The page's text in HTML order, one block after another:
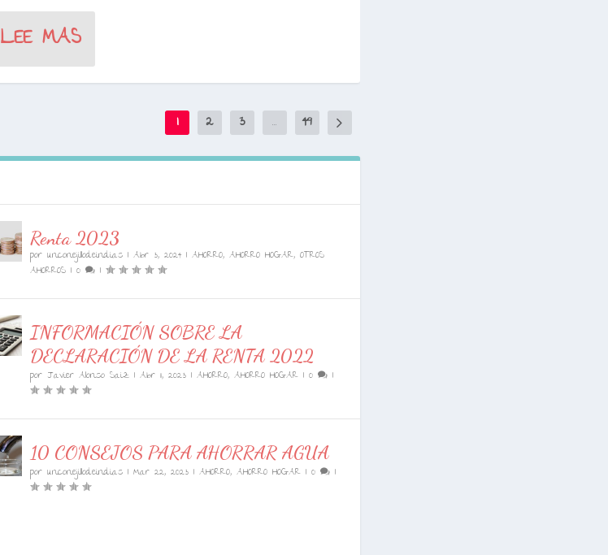
LEE MAS
1 2 3 ... 49
Renta 2023
porunconejillodeindias |Abr 3, 2024 |AHORRO,AHORRO HOGAR,OTROS
AHORROS |0 |
INFORMACIÓN SOBRE LA
DECLARACIÓN DE LA RENTA 2022
por Javier Alonso Saiz |Abr 11, 2023 |AHORRO,AHORRO HOGAR |0 |
10 CONSEJOS PARA AHORRAR AGUA
porunconejillodeindias |Mar 22, 2023 |AHORRO,AHORRO HOGAR |0 |